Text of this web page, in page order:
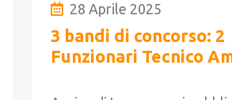
28 Aprile 2025
3 bandi di concorso: 2
Funzionari Tecnico